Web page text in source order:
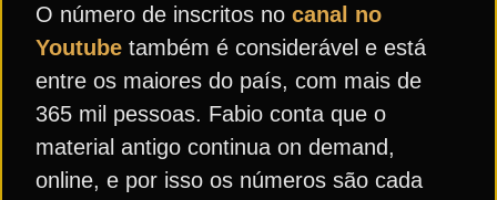
O número de inscritos no canal no
Youtube também é considerável e está
entre os maiores do país, com mais de
365 mil pessoas. Fabio conta que o
material antigo continua on demand,
online, e por isso os números são cada